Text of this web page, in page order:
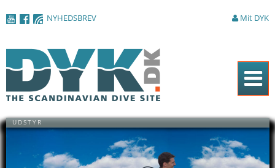
NYHEDSBREV Mit DYK
Magasinet
Nyheder
UDSTYR